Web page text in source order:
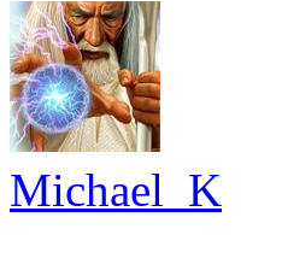
Michael_K